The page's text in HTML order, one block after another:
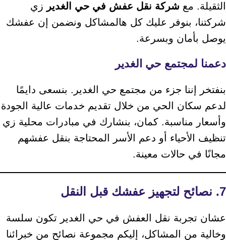
الثقيلة. مع شركة نقل عفش في حي الغدير زي
شركتنا، بنوفر عليك كل هالمشاكل ونضمن إن عفشك
يوصل بأمان وبسرعة.
دعمنا لمجتمع حي الغدير
بنفتخر إننا جزء من مجتمع حي الغدير. بنسعى دايمًا
لدعم سكان الحي من خلال تقديم خدمات عالية الجودة
وأسعار مناسبة. كمان، بنشارك في مبادرات محلية زي
تنظيف الأحياء أو دعم الأسر المحتاجة بنقل عفشهم
مجانًا في حالات معينة.
7. نصائح لتجهيز عفشك قبل النقل
عشان تجربة نقل العفش في حي الغدير تكون سلسة
وخالية من المشاكل، إليكم مجموعة نصائح من خبرائنا